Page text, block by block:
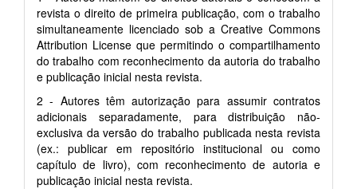
revista o direito de primeira publicação, com o trabalho
simultaneamente licenciado sob a Creative Commons
Attribution License que permitindo o compartilhamento
do trabalho com reconhecimento da autoria do trabalho
e publicação inicial nesta revista.
2 - Autores têm autorização para assumir contratos
adicionais separadamente, para distribuição não-
exclusiva da versão do trabalho publicada nesta revista
(ex.: publicar em repositório institucional ou como
capítulo de livro), com reconhecimento de autoria e
publicação inicial nesta revista.